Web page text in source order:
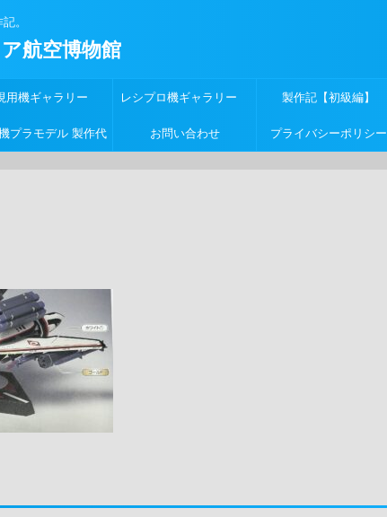
。
航空博物館
用機ギャラリー レシプロ機ギャラリー 製作記【初級編】
プラモデル 製作代 お問い合わせ プライバシーポリシー